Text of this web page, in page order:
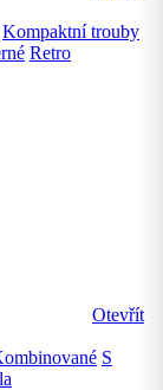
Kompaktní trouby
Retro
Otevřít
S